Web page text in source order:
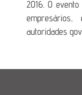
2016. O
empresários,
autoridades